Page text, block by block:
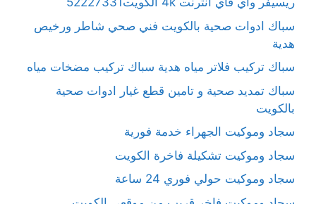
سباك ادوات صحية بالكويت فني صحي شاطر ورخيص
هدية
سباك تركيب فلاتر مياه هدية سباك تركيب مضخات مياه
سباك تمديد صحية و تامين قطع غيار ادوات صحية
بالكويت
سجاد وموكيت الجهراء خدمة فورية
سجاد وموكيت تشكيلة فاخرة الكويت
سجاد وموكيت حولي فوري 24 ساعة